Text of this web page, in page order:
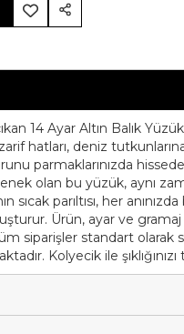
14 Ayar Altın Balık
zarif hatları, deniz
parmaklarınızda
olan bu yüzük, aynı
parıltısı, her
Ürün, ayar ve
siparişler standart olarak
Kolyecik ile şıklığınızı